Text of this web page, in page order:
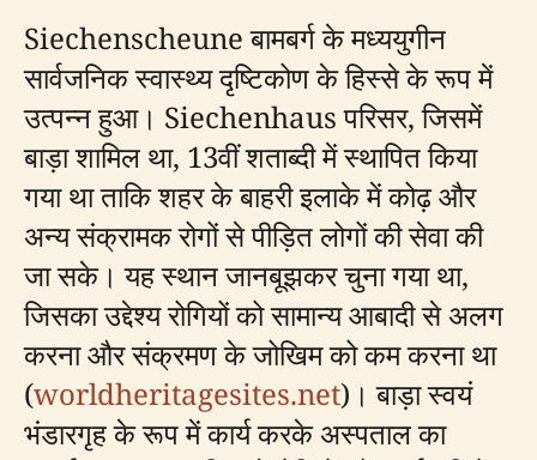
Siechenscheune बामबर्ग के मध्ययुगीन
सार्वजनिक स्वास्थ्य दृष्टिकोण के हिस्से के रूप में
उत्पन्न हुआ। Siechenhaus परिसर, जिसमें
बाड़ा शामिल था, 13वीं शताब्दी में स्थापित किया
गया था ताकि शहर के बाहरी इलाके में कोढ़ और
अन्य संक्रामक रोगों से पीड़ित लोगों की सेवा की
जा सके। यह स्थान जानबूझकर चुना गया था,
जिसका उद्देश्य रोगियों को सामान्य आबादी से अलग
करना और संक्रमण के जोखिम को कम करना था
(worldheritagesites.net)। बाड़ा स्वयं
भंडारगृह के रूप में कार्य करके अस्पताल का